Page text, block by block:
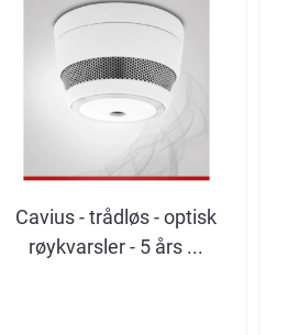
Cavius - trådløs - optisk
røykvarsler - 5 års ...